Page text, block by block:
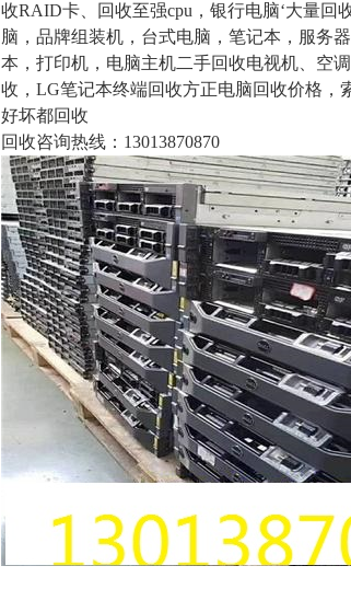
收RAID卡、回收至强cpu，银行电脑‘大量
脑，品牌组装机，台式电脑，笔记本，服务
本，打印机，电脑主机二手回收电视机、空
收，LG笔记本终端回收方正电脑回收价格，
好坏都回收
回收咨询热线：13013870870